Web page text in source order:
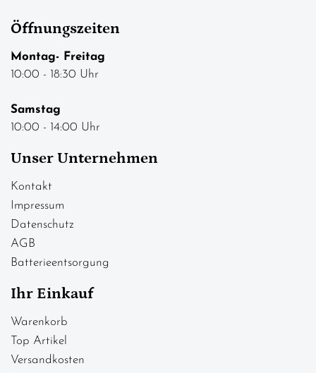
Öffnungszeiten
Montag- Freitag
10:00 - 18:30 Uhr
Samstag
10:00 - 14:00 Uhr
Unser Unternehmen
Kontakt
Impressum
Datenschutz
AGB
Batterieentsorgung
Ihr Einkauf
Warenkorb
Top Artikel
Versandkosten